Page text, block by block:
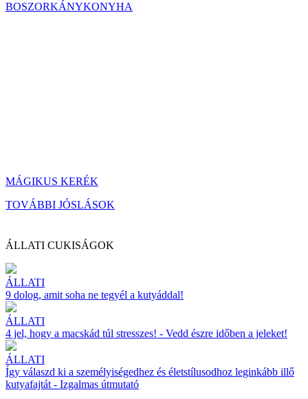
BOSZORKÁNYKONYHA
MÁGIKUS KERÉK
TOVÁBBI JÓSLÁSOK
ÁLLATI CUKISÁGOK
ÁLLATI
9 dolog, amit soha ne tegyél a kutyáddal!
ÁLLATI
4 jel, hogy a macskád túl stresszes! - Vedd észre időben a jeleket!
ÁLLATI
Így válaszd ki a személyiségedhez és életstílusodhoz leginkább illő
kutyafajtát - Izgalmas útmutató